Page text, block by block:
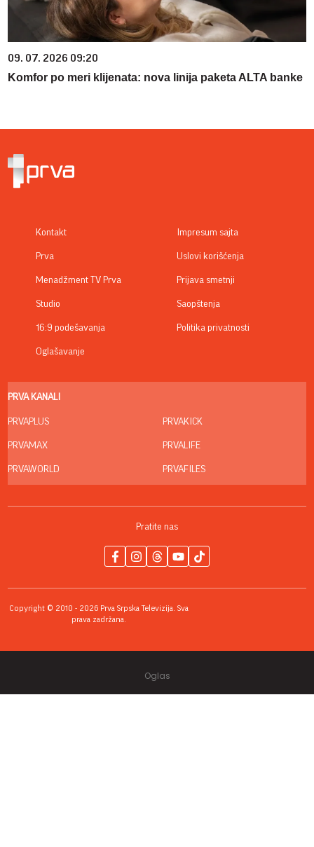
09. 07. 2026 09:20
Komfor po meri klijenata: nova linija paketa ALTA banke
Kontakt
Prva
Menadžment TV Prva
Studio
16:9 podešavanja
Oglašavanje
Impresum sajta
Uslovi korišćenja
Prijava smetnji
Saopštenja
Politika privatnosti
PRVA KANALI
PRVAPLUS
PRVAMAX
PRVAWORLD
PRVAKICK
PRVALIFE
PRVAFILES
Pratite nas
Copyright © 2010 - 2026 Prva Srpska Televizija. Sva
prava zadržana.